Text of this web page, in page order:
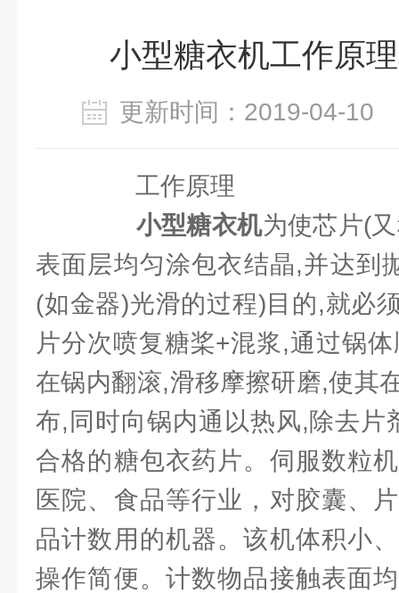
小型糖衣机工作原
更新时间：2019-04-
工作原理
小型糖衣机为使芯片(
表面层均匀涂包衣结晶,并达到
(如金器)光滑的过程)目的,就必
片分次喷复糖桨+混浆,通过锅
在锅内翻滚,滑移摩擦研磨,使其
布,同时向锅内通以热风,除去片
合格的糖包衣药片。伺服数粒
医院、食品等行业，对胶囊、
品计数用的机器。该机体积小
操作简便。计数物品接触表面